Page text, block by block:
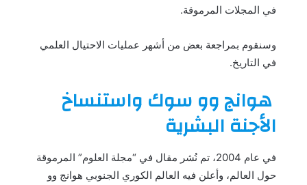
في المجلات المرموقة.
وسنقوم بمراجعة بعض من أشهر عمليات الاحتيال العلمي
في التاريخ.
هوانج وو سوك واستنساخ
الأجنة البشرية
في عام 2004، تم نُشر مقال في “مجلة العلوم” المرموقة
حول العالم، وأعلن فيه العالم الكوري الجنوبي هوانج وو